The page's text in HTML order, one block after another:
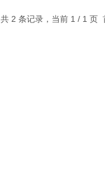
共 2 条记录，当前 1 / 1